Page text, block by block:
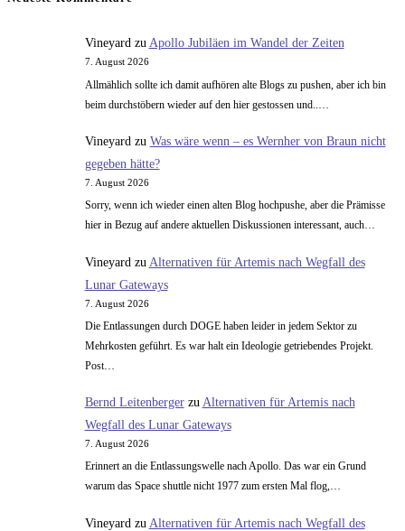
Vineyardzu Apollo Jubiläen im Wandel der Zeiten
7. August 2026
Allmählich sollte ich damit aufhören alte Blogs zu pushen, aber ich bin
beim durchstöbern wieder auf den hier gestossen und..…
Vineyard zu Was wäre wenn – es Wernher von Braun nicht
gegeben hätte?
7. August 2026
Sorry, wenn ich wieder einen alten Blog hochpushe, aber die Prämisse
hier in Bezug auf andere aktuellen Diskussionen interessant, auch…
Vineyard zu Alternativen für Artemis nach Wegfall des
Lunar Gateways
7. August 2026
Die Entlassungen durch DOGE haben leider in jedem Sektor zu
Mehrkosten geführt. Es war halt ein Ideologie getriebendes Projekt.
Post…
Bernd Leitenbergerzu Alternativen für Artemis nach
Wegfall des Lunar Gateways
7. August 2026
Erinnert an die Entlassungswelle nach Apollo. Das war ein Grund
warum das Space shuttle nicht 1977 zum ersten Mal flog,…
Vineyard zu Alternativen für Artemis nach Wegfall des